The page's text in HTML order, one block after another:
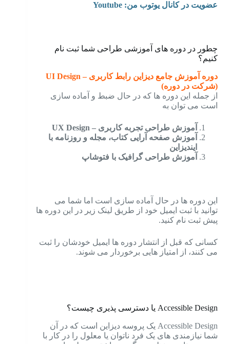
عضویت در کانال یوتوب من: Youtu be
چطور در دوره های آموزشی طراحی شما ثبت نام
کنیم؟
دوره آموزش جامع دیزاین رابط کاربری – UI Design
(شرکت در دوره)
از جمله این دوره ها که در حال ضبط و آماده سازی
است می توان به
آموزش طراحی تجربه کاربری – UX Design
آموزش صفحه آرایی کتاب، مجله و روزنامه با
ایندیزاین
آموزش طراحی گرافیک با فتوشاپ
این دوره ها در حال آماده سازی است اما شما می
توانید با ثبت ایمیل خود از طریق لینک زیر در این دوره ها
پیش ثبت نام کنید.
کسانی که قبل از انتشار دوره ها ایمیل خودشان را ثبت
می کنند، از امتیاز هایی برخوردار می شوند.
Accessible Design یا دسترسی پذیری چیست؟
Accessible Design یک پروسه دیزاین است که در آن
شما نیازمندی های یک فرد ناتوان یا معلول را در کار با